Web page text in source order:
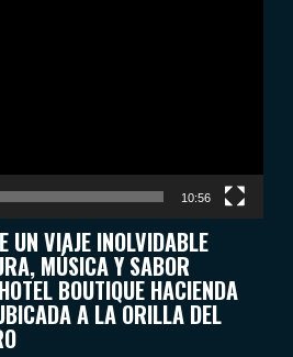
10:56
UN VIAJE INOLVIDABLE
MÚSICA Y SABOR
BOUTIQUE HACIENDA
A LA ORILLA DEL